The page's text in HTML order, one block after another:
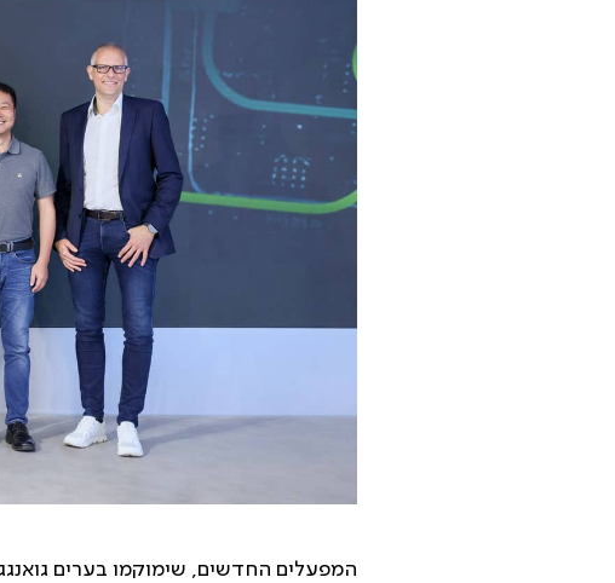
המפעלים החדשים, שימוקמו בערים